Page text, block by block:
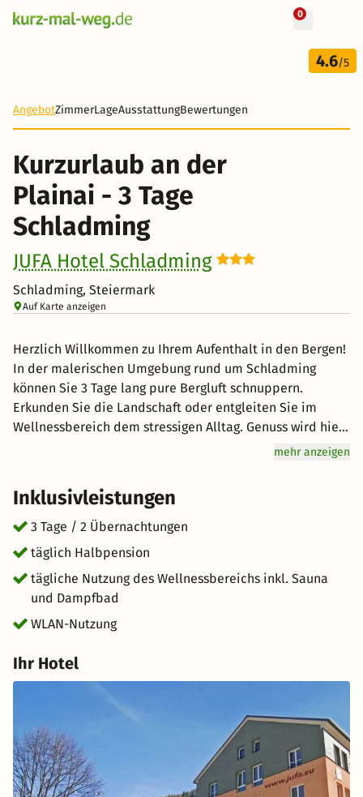
0
3 Tage
186 €
4.6/5
AngebotZimmerLageAusstattungBewertungen
Kurzurlaub an der
Plainai - 3 Tage
Schladming
JUFA Hotel Schladming
Schladming, Steiermark
Auf Karte anzeigen
Herzlich Willkommen zu Ihrem Aufenthalt in den Bergen!
In der malerischen Umgebung rund um Schladming
können Sie 3 Tage lang pure Bergluft schnuppern.
Erkunden Sie die Landschaft oder entgleiten Sie im
Wellnessbereich dem stressigen Alltag. Genuss wird hier
groß geschrieben: Lassen Sie sich vom Halbpension-
Service und eine entspannte Atmosphäre bei Ihrem
unvergesslichen Urlaub in den Bergen. kurz-mal-weg.de
wünscht Ihnen einen tollen Aufenthalt im schönen
Schladming.
mehr anzeigen
Inklusivleistungen
3 Tage / 2 Übernachtungen
täglich Halbpension
tägliche Nutzung des Wellnessbereichs inkl. Sauna
und Dampfbad
WLAN-Nutzung
Ihr Hotel